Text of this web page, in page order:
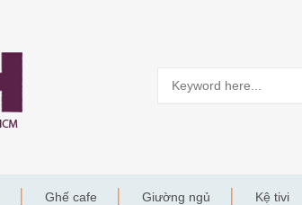
Ghế cafe Giường ngủ Kệ tivi